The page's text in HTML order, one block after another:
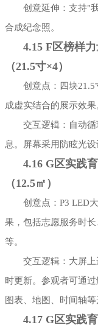
创意延伸：支持"
合成纪念照。
4.15 F区榜样
（21.5寸×4）
创意点：四块
成虚实结合的展示效
交互逻辑：自动
息。屏幕采用防眩光
4.16 G区实践
（12.5㎡）
创意点：P3 LED
果，包括志愿服务时
等。
交互逻辑：大屏
时更新。参观者可通
图表、地图、时间轴等
4.17 G区实践